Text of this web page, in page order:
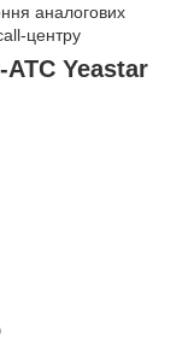
аналогових
центру
АТС Yeastar